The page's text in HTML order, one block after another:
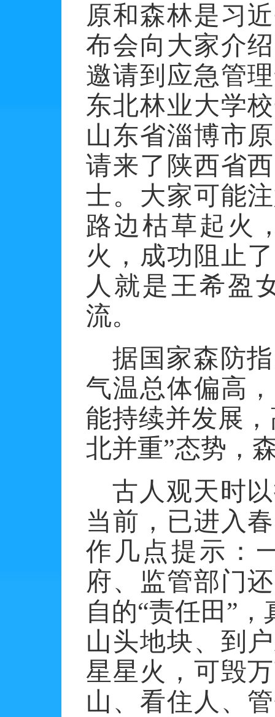
原和森林是习
布会向大家介
邀请到应急管
东北林业大学
山东省淄博市
请来了陕西省
士。大家可能
路边枯草起火
火，成功阻止
人就是王希盈
流。
据国家森防
气温总体偏高
能持续并发展
北并重”态势，
古人观天时
当前，已进入
作几点提示：
府、监管部门
自的“责任田”
山头地块、到
星星火，可毁
山、看住人、